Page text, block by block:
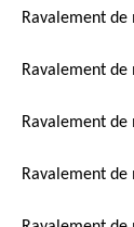
Ravalement de
Ravalement
Ravalement de
Ravalement